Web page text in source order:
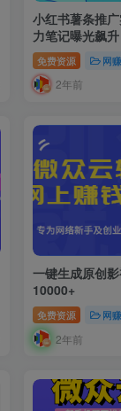
小红书薯条推
力笔记曝光飙升
免费资源 网
2年前
一键生成原创
10000+
免费资源 网
2年前